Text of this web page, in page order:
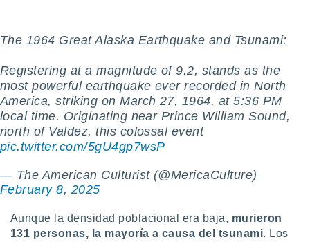
uso de
contenido
medir el
de la
el
de
de
de
de
uso de
The 1964 Great Alaska Earthquake and Tsunami:
Registering at a magnitude of 9.2, stands as the
most powerful earthquake ever recorded in North
America, striking on March 27, 1964, at 5:36 PM
local time. Originating near Prince William Sound,
north of Valdez, this colossal event
pic.twitter.com/5gU4gp7wsP
— The American Culturist (@MericaCulture)
February 8, 2025
Aunque la densidad poblacional era baja, murieron
131 personas, la mayoría a causa del tsunami. Los